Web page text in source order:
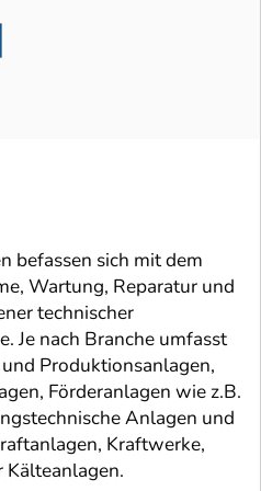
befassen sich mit dem
Wartung, Reparatur und
technischer
Je nach Branche umfasst
Produktionsanlagen,
Förderanlagen wie z.B.
Anlagen und
Kraftwerke,
Kälteanlagen.